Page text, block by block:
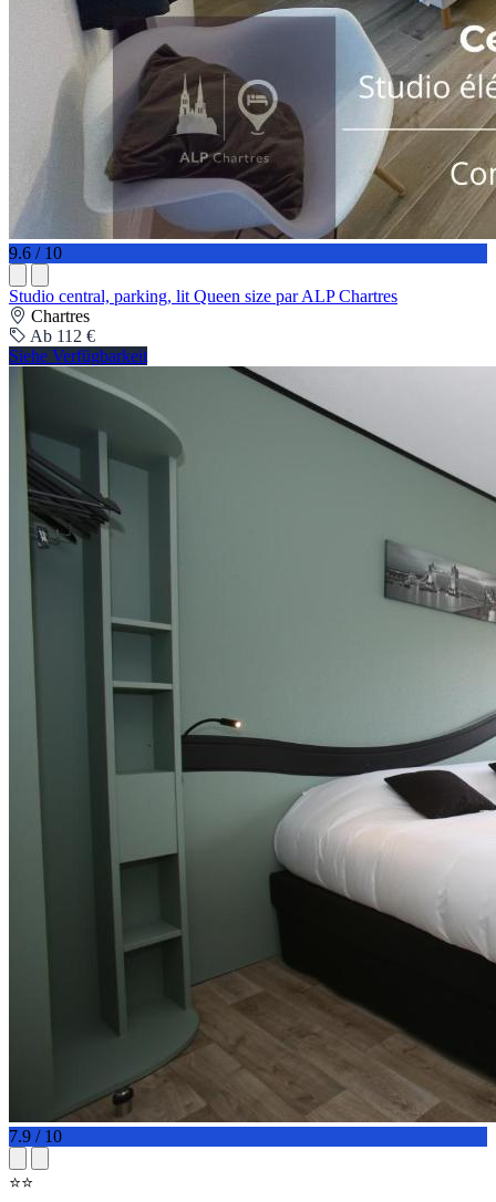
9.6 / 10
Studio central, parking, lit Queen size par ALP Chartres
Chartres
Ab 112 €
Siehe Verfügbarkeit
7.9 / 10
⭐⭐